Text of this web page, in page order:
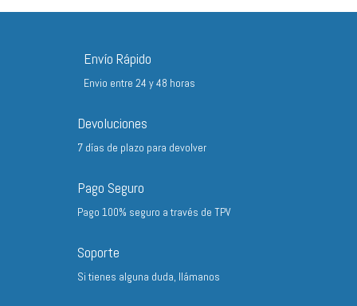
desde
142,40 €
Envío Rápido
Envio entre 24 y 48 horas
Devoluciones
7 días de plazo para devolver
Pago Seguro
Pago 100% seguro a través de TPV
Soporte
Si tienes alguna duda, llámanos